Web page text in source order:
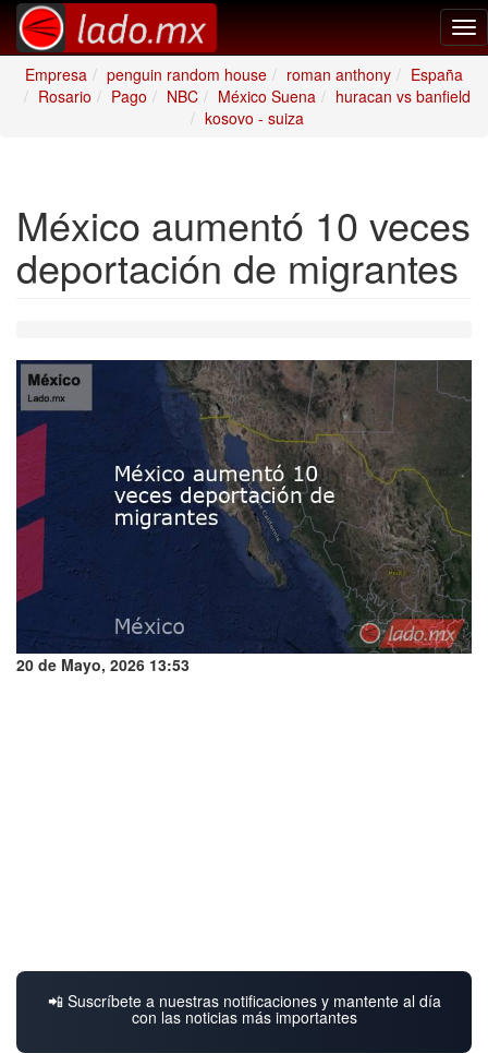
Empresa
penguin random house roman anthony
España
Rosario
Pago NBC México Suena
huracan vs banfield
kosovo - suiza
México aumentó 10 veces
deportación de migrantes
20 de Mayo, 2026 13:53
📲 Suscríbete a nuestras notificaciones y mantente al día
con las noticias más importantes